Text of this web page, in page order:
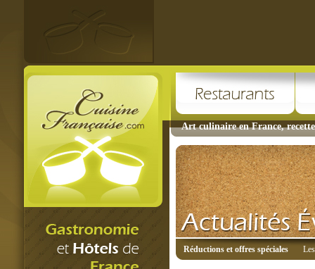
Art culinaire en France,
Réductions et offres spéciales